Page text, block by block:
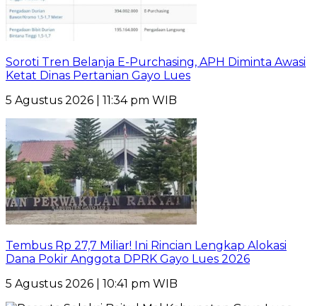
Soroti Tren Belanja E-Purchasing, APH Diminta Awasi
Ketat Dinas Pertanian Gayo Lues
5 Agustus 2026 | 11:34 pm WIB
Tembus Rp 27,7 Miliar! Ini Rincian Lengkap Alokasi
Dana Pokir Anggota DPRK Gayo Lues 2026
5 Agustus 2026 | 10:41 pm WIB